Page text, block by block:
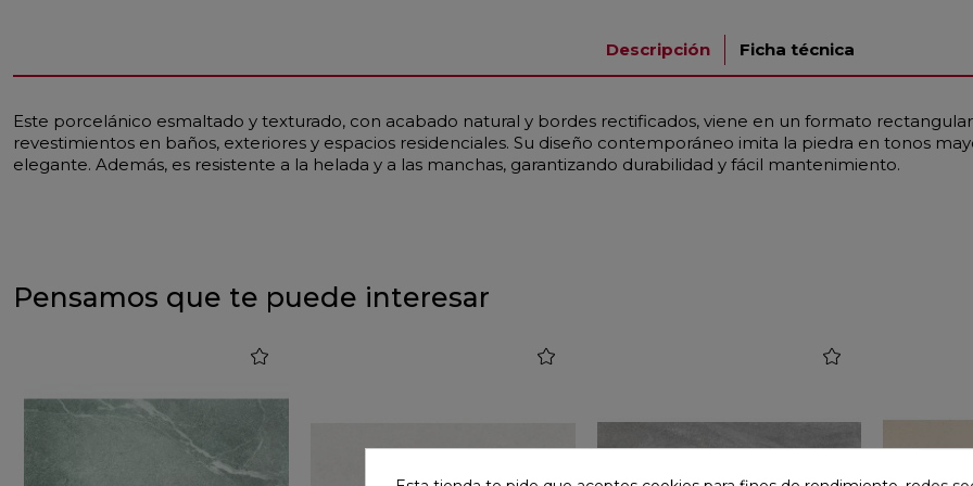
Descripción Ficha técnica
Este porcelánico esmaltado y texturado, con acabado natural y bordes rectificados, viene en un formato
revestimientos en baños, exteriores y espacios residenciales. Su diseño contemporáneo imita la piedra en tonos
elegante. Además, es resistente a la helada y a las manchas, garantizando durabilidad y fácil mantenimiento.
Pensamos que te puede interesar
favorite favorite